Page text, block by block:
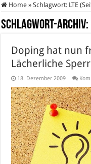
Home » Schlagwort: LTE
Schlagwort-Archiv:
Doping hat nun
Lächerliche
18. Dezember 2009